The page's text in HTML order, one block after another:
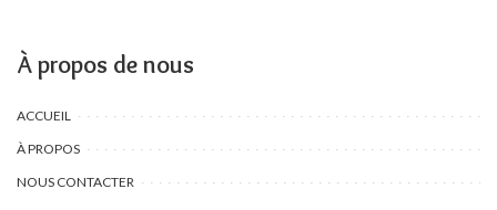
À propos de nous
ACCUEIL
À PROPOS
NOUS CONTACTER